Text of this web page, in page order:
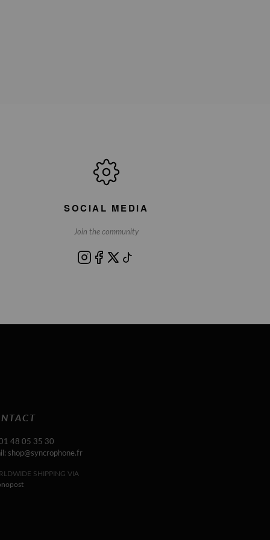
SOCIAL MEDIA
Join the community
48 05 35 30
shop@syncrophone.fr
SHIPPING VIA